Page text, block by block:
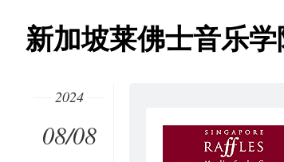
新加坡莱佛士音乐
2024
08/08